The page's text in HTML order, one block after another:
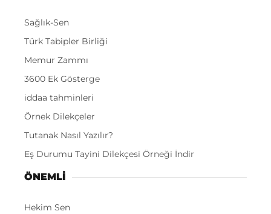
Sağlık-Sen
Türk Tabipler Birliği
Memur Zammı
3600 Ek Gösterge
iddaa tahminleri
Örnek Dilekçeler
Tutanak Nasıl Yazılır?
Eş Durumu Tayini Dilekçesi Örneği İndir
ÖNEMLI
Hekim Sen